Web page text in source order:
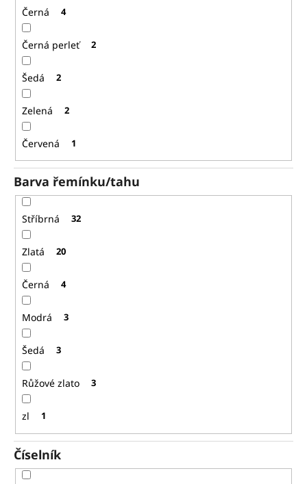
Černá 4
Černá perleť 2
Šedá 2
Zelená 2
Červená 1
Barva řemínku/tahu
Stříbrná 32
Zlatá 20
Černá 4
Modrá 3
Šedá 3
Růžové zlato 3
zl 1
Číselník